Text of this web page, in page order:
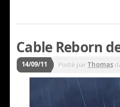
Cable Reborn
14/09/11 Posté parThomas